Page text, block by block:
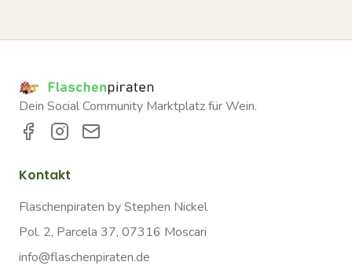
Dein Social Community Marktplatz für Wein.
Kontakt
Flaschenpiraten by Stephen Nickel
Pol. 2, Parcela 37, 07316 Moscari
info@flaschenpiraten.de